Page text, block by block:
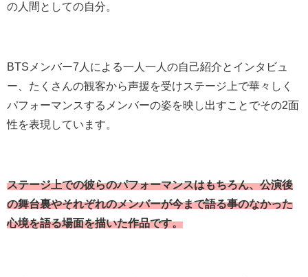
の人間としての自分。
BTSメンバー7人による一人一人の自己紹介とインタビュ
ー、たくさんの観客から声援を受けステージ上で華々しく
パフォーマンスするメンバーの姿を映し出すことでその2面
性を表現しています。
ステージ上での彼らのパフォーマンスはもちろん、公演後
の舞台裏やそれぞれのメンバーが今まで語る事のなかった
心境を語る場面を描いた作品です。